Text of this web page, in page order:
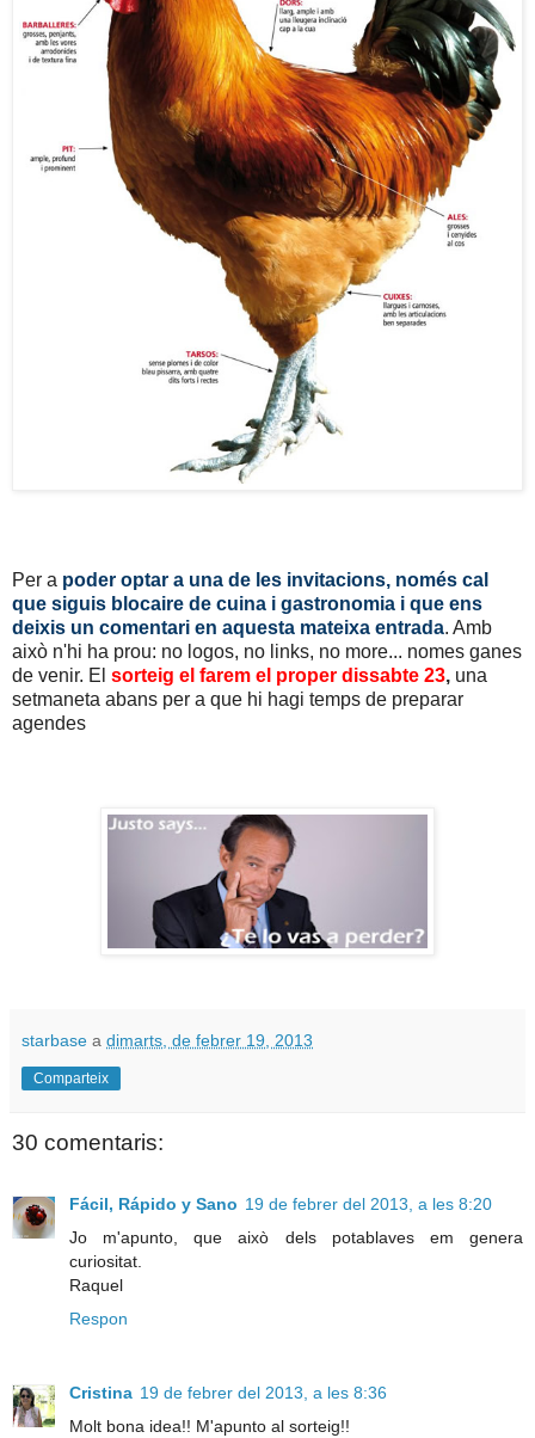
Per a poder optar a una de les invitacions, només cal
que siguis blocaire de cuina i gastronomia i que ens
deixis un comentari en aquesta mateixa entrada. Amb
això n'hi ha prou: no logos, no links, no more... nomes ganes
de venir. El sorteig el farem el proper dissabte 23, una
setmaneta abans per a que hi hagi temps de preparar
agendes
starbase a dimarts, de febrer 19, 2013
Comparteix
30 comentaris:
Fácil, Rápido y Sano 19 de febrer del 2013, a les 8:20
Jo m'apunto, que això dels potablaves em genera
curiositat.
Raquel
Respon
Cristina 19 de febrer del 2013, a les 8:36
Molt bona idea!! M'apunto al sorteig!!